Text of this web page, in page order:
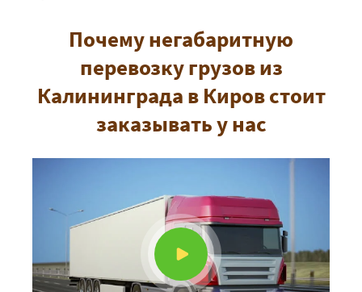
Почему негабаритную
перевозку грузов из
Калининграда в Киров стоит
заказывать у нас